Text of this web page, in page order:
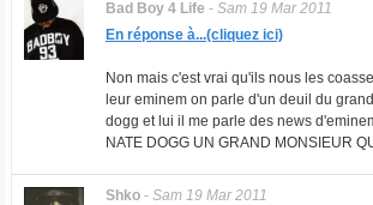
Bad Boy 4 Life - Sam 19 Mar 2011
En réponse à...(cliquez ici)
Non mais c'est vrai qu'ils nous les
leur eminem on parle d'un deuil du
dogg et lui il me parle des news
NATE DOGG UN GRAND MONSIEUR
Shko- Sam 19 Mar 2011